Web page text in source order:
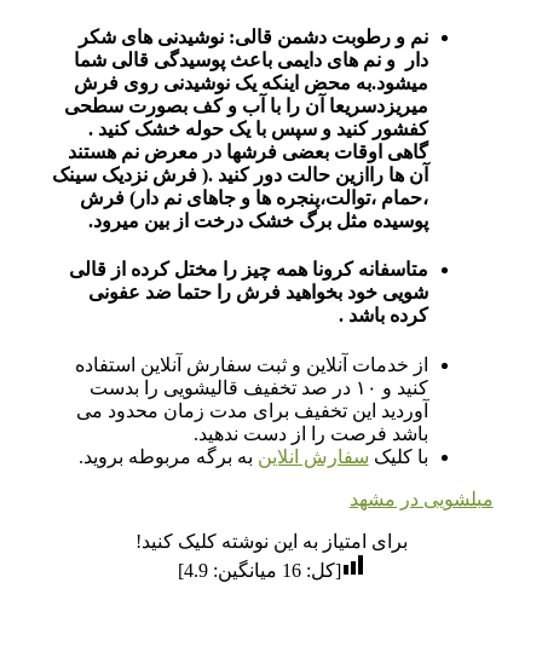
نم و رطوبت دشمن قالی: نوشیدنی های شکر
دار و نم های دایمی باعث پوسیدگی قالی شما
میشود.به محض اینکه یک نوشیدنی روی فرش
میریزدسریعا آن را با آب و کف بصورت سطحی
کفشور کنید و سپس با یک حوله خشک کنید .
گاهی اوقات بعضی فرشها در معرض نم هستند
آن ها راازین حالت دور کنید .( فرش نزدیک سینک
،حمام ،توالت،پنجره ها و جاهای نم دار) فرش
پوسیده مثل برگ خشک درخت از بین میرود.
متاسفانه کرونا همه چیز را مختل کرده از قالی
شویی خود بخواهید فرش را حتما ضد عفونی
کرده باشد .
از خدمات آنلاین و ثبت سفارش آنلاین استفاده
کنید و ۱۰ در صد تخفیف قالیشویی را بدست
آوردید این تخفیف برای مدت زمان محدود می
باشد فرصت را از دست ندهید.
با کلیک سفارش انلاین به برگه مربوطه بروید.
مبلشویی در مشهد
برای امتیاز به این نوشته کلیک کنید!
[کل:16 میانگین:4.9
]